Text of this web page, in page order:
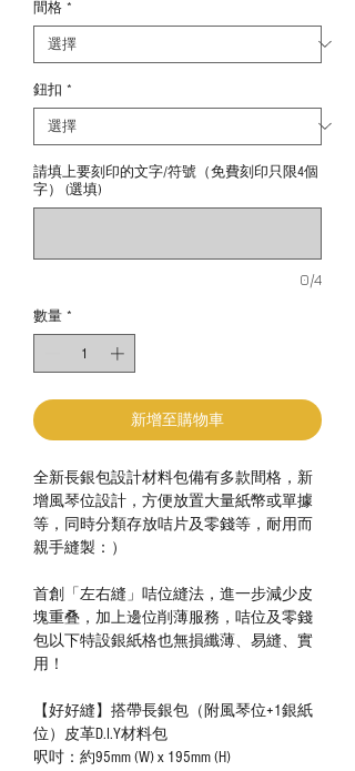
間格 *
鈕扣 *
請填上要刻印的文字/符號（免費刻印只限4個
字） (選填)
0/4
數量 *
新增至購物車
全新長銀包設計材料包備有多款間格，新
增風琴位設計，方便放置大量紙幣或單據
等，同時分類存放咭片及零錢等，耐用而
親手縫製：）
首創「左右縫」咭位縫法，進一步減少皮
塊重叠，加上邊位削薄服務，咭位及零錢
包以下特設銀紙格也無損纖薄、易縫、實
用！
【好好縫】搭帶長銀包（附風琴位+1銀紙
位）皮革D.I.Y材料包
呎吋：約95mm (W) x 195mm (H)